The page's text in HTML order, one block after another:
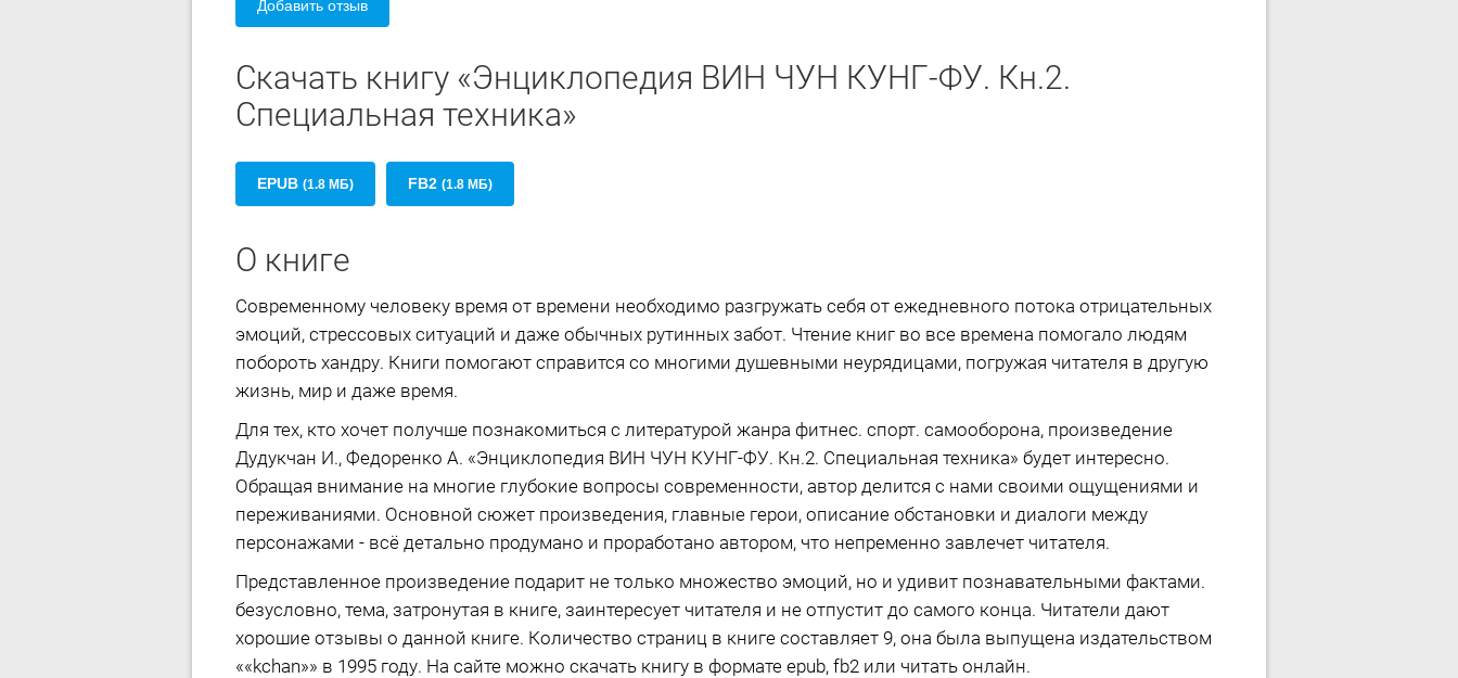
Добавить отзыв
Скачать книгу «Энциклопедия ВИН ЧУН КУНГ-ФУ. Кн.2.
Специальная техника»
EPUB (1.8 МБ) FB2 (1.8 МБ)
О книге
Современному человеку время от времени необходимо разгружать себя от ежедневного потока отрицательных
эмоций, стрессовых ситуаций и даже обычных рутинных забот. Чтение книг во все времена помогало людям
побороть хандру. Книги помогают справится со многими душевными неурядицами, погружая читателя в другую
жизнь, мир и даже время.
Для тех, кто хочет получше познакомиться с литературой жанра фитнес. спорт. самооборона, произведение
Дудукчан И., Федоренко А. «Энциклопедия ВИН ЧУН КУНГ-ФУ. Кн.2. Специальная техника» будет интересно.
Обращая внимание на многие глубокие вопросы современности, автор делится с нами своими ощущениями и
переживаниями. Основной сюжет произведения, главные герои, описание обстановки и диалоги между
персонажами - всё детально продумано и проработано автором, что непременно завлечет читателя.
Представленное произведение подарит не только множество эмоций, но и удивит познавательными фактами.
безусловно, тема, затронутая в книге, заинтересует читателя и не отпустит до самого конца. Читатели дают
хорошие отзывы о данной книге. Количество страниц в книге составляет 9, она была выпущена издательством
««kchan»» в 1995 году. На сайте можно скачать книгу в формате epub, fb2 или читать онлайн.